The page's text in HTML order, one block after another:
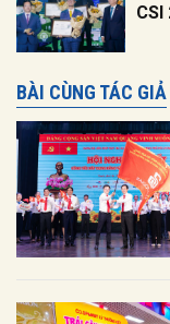
CSI
BÀI CÙNG TÁC GIẢ